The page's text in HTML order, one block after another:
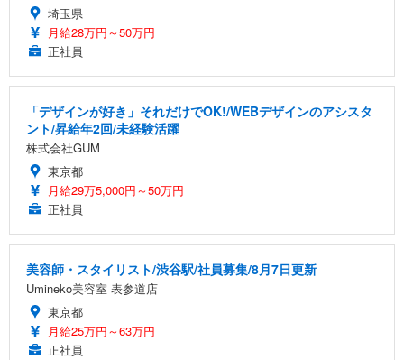
埼玉県
月給28万円～50万円
正社員
「デザインが好き」それだけでOK!/WEBデザインのアシスタ
ント/昇給年2回/未経験活躍
株式会社GUM
東京都
月給29万5,000円～50万円
正社員
美容師・スタイリスト/渋谷駅/社員募集/8月7日更新
Umineko美容室 表参道店
東京都
月給25万円～63万円
正社員